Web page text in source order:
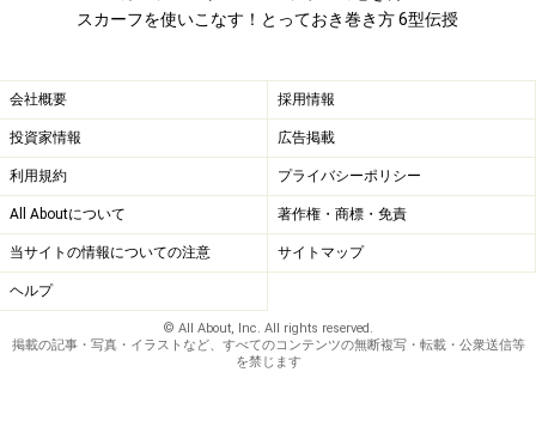
スカーフを使いこなす！とっておき巻き方 6型伝授
会社概要 採用情報
投資家情報 広告掲載
利用規約 プライバシーポリシー
All Aboutについて 著作権・商標・免責
当サイトの情報についての注意 サイトマップ
ヘルプ
© All About, Inc. All rights reserved.
掲載の記事・写真・イラストなど、すべてのコンテンツの無断複写・転載・公衆送信等
を禁じます